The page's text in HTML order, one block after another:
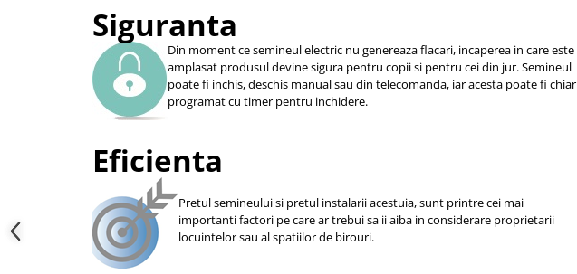
Siguranta
Din moment ce semineul electric nu genereaza flacari, incaperea in care este
amplasat produsul devine sigura pentru copii si pentru cei din jur. Semineul
poate fi inchis, deschis manual sau din telecomanda, iar acesta poate fi chiar
programat cu timer pentru inchidere.
Eficienta
Pretul semineului si pretul instalarii acestuia, sunt printre cei mai
importanti factori pe care ar trebui sa ii aiba in considerare proprietarii
locuintelor sau al spatiilor de birouri.